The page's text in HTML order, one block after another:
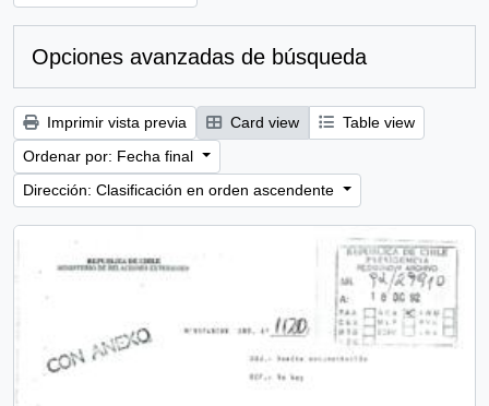
Opciones avanzadas de búsqueda
Imprimir vista previa Card view
Table view
Ordenar por: Fecha final
Dirección: Clasificación en orden ascendente